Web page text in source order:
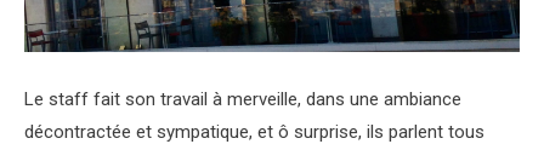
Le staff fait son travail à merveille, dans une ambiance
décontractée et sympatique, et ô surprise, ils parlent tous